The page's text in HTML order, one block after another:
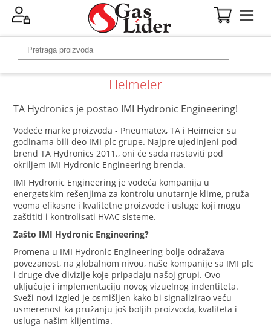
Heimeier
TA Hydronics je postao IMI Hydronic Engineering!
Vodeće marke proizvoda - Pneumatex, TA i Heimeier su
godinama bili deo IMI plc grupe. Najpre ujedinjeni pod
brend TA Hydronics 2011., oni će sada nastaviti pod
okriljem IMI Hydronic Engineering brenda.
IMI Hydronic Engineering je vodeća kompanija u
energetskim rešenjima za kontrolu unutarnje klime, pruža
veoma efikasne i kvalitetne proizvode i usluge koji mogu
zaštititi i kontrolisati HVAC sisteme.
Zašto IMI Hydronic Engineering?
Promena u IMI Hydronic Engineering bolje odražava
povezanost, na globalnom nivou, naše kompanije sa IMI plc
i druge dve divizije koje pripadaju našoj grupi. Ovo
uključuje i implementaciju novog vizuelnog indentiteta.
Sveži novi izgled je osmišljen kako bi signalizirao veću
usmerenost ka pružanju još boljih proizvoda, kvaliteta i
usluga našim klijentima.